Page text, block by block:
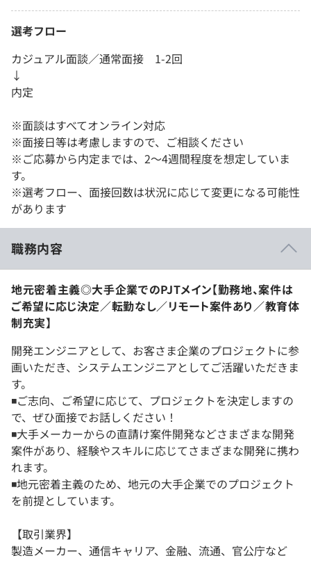
選考フロー
カジュアル面談／通常面接 1-2回
↓
内定
※面談はすべてオンライン対応
※面接日等は考慮しますので、ご相談ください
※ご応募から内定までは、2〜4週間程度を想定していま
す。
※選考フロー、面接回数は状況に応じて変更になる可能性
があります
職務内容
地元密着主義◎大手企業でのPJTメイン【勤務地、案件は
ご希望に応じ決定／転勤なし／リモート案件あり／教育体
制充実】
開発エンジニアとして、お客さま企業のプロジェクトに参
画いただき、システムエンジニアとしてご活躍いただきま
す。
◾️ご志向、ご希望に応じて、プロジェクトを決定しますの
で、ぜひ面接でお話しください！
◾️大手メーカーからの直請け案件開発などさまざまな開発
案件があり、経験やスキルに応じてさまざまな開発に携わ
れます。
◾️地元密着主義のため、地元の大手企業でのプロジェクト
を前提としています。
【取引業界】
製造メーカー、通信キャリア、金融、流通、官公庁など